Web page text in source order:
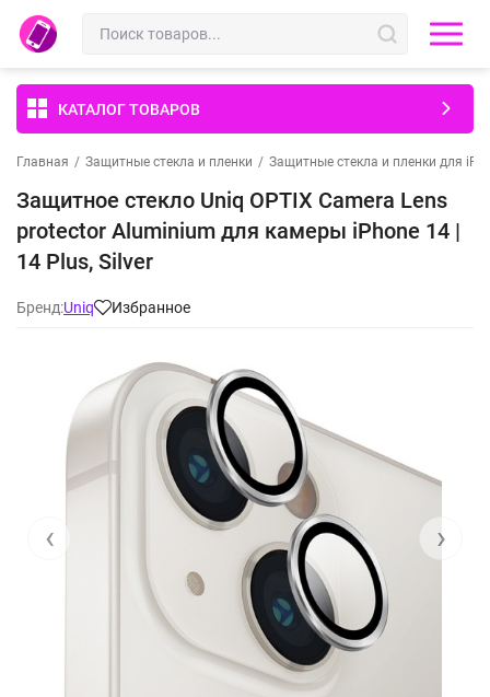
КАТАЛОГ ТОВАРОВ
Главная / Защитные стекла и пленки / Защитные стекла и пленки для
Защитное стекло Uniq OPTIX Camera Lens
protector Aluminium для камеры iPhone 14 |
14 Plus, Silver
Бренд:Uniq Избранное
‹ ›